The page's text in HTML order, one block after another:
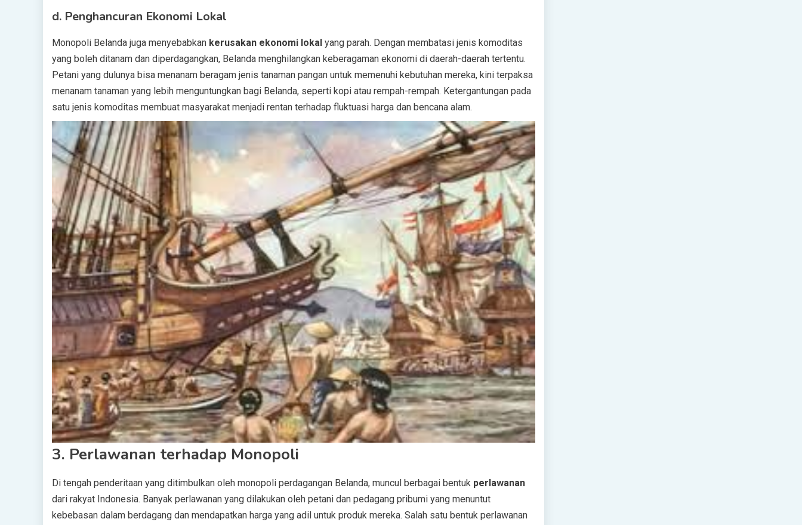
d. Penghancuran Ekonomi Lokal
Monopoli Belanda juga menyebabkan kerusakan ekonomi lokal yang parah. Dengan membatasi jenis komoditas
yang boleh ditanam dan diperdagangkan, Belanda menghilangkan keberagaman ekonomi di daerah-daerah tertentu.
Petani yang dulunya bisa menanam beragam jenis tanaman pangan untuk memenuhi kebutuhan mereka, kini terpaksa
menanam tanaman yang lebih menguntungkan bagi Belanda, seperti kopi atau rempah-rempah. Ketergantungan pada
satu jenis komoditas membuat masyarakat menjadi rentan terhadap fluktuasi harga dan bencana alam.
3. Perlawanan terhadap Monopoli
Di tengah penderitaan yang ditimbulkan oleh monopoli perdagangan Belanda, muncul berbagai bentuk perlawanan
dari rakyat Indonesia. Banyak perlawanan yang dilakukan oleh petani dan pedagang pribumi yang menuntut
kebebasan dalam berdagang dan mendapatkan harga yang adil untuk produk mereka. Salah satu bentuk perlawanan